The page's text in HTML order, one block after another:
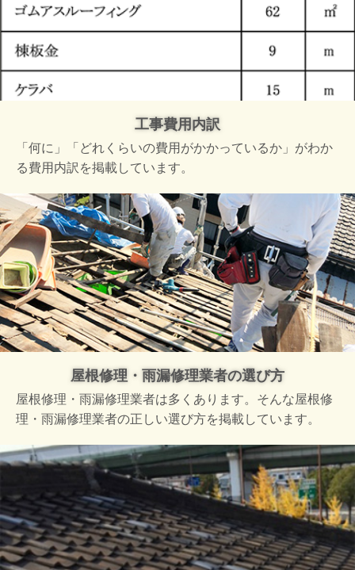
工事費用内訳
「何に」「どれくらいの費用がかかっているか」がわか
る費用内訳を掲載しています。
屋根修理・雨漏修理業者の選び方
屋根修理・雨漏修理業者は多くあります。そんな屋根修
理・雨漏修理業者の正しい選び方を掲載しています。